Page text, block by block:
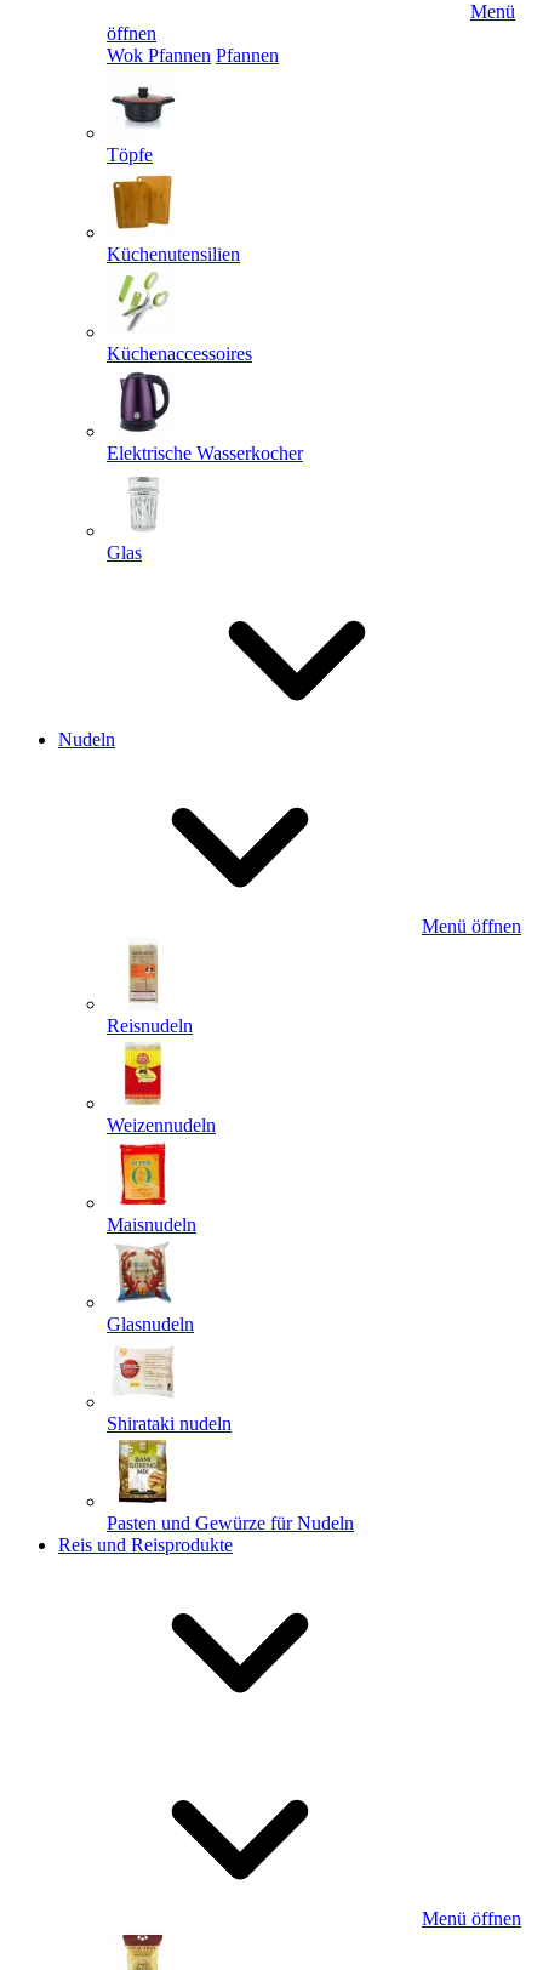
Menü
öffnen
Wok Pfannen Pfannen
Töpfe
Küchenutensilien
Küchenaccessoires
Elektrische Wasserkocher
Glas
Nudeln
Menü öffnen
Reisnudeln
Weizennudeln
Maisnudeln
Glasnudeln
Shirataki nudeln
Pasten und Gewürze für Nudeln
Reis und Reisprodukte
Menü öffnen